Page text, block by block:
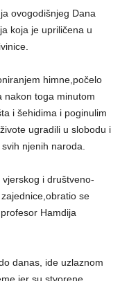
ovogodišnjeg Dana
koja je upriličena u
himne,počelo
nakon toga minutom
i šehidima i poginulim
ugradili u slobodu i
njenih naroda.
i društveno-
se
Hamdija
danas, ide uzlaznom